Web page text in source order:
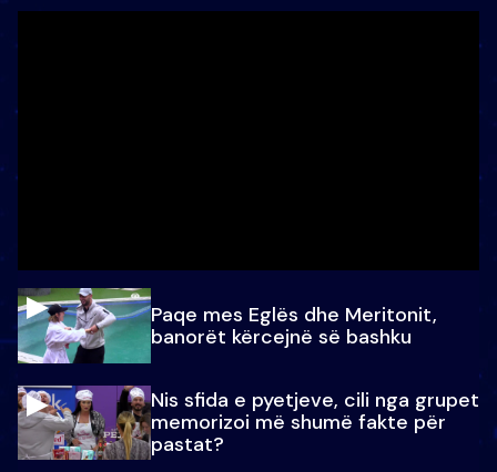
Paqe mes Eglës dhe Meritonit,
banorët kërcejnë së bashku
Nis sfida e pyetjeve, cili nga grupet
memorizoi më shumë fakte për
pastat?